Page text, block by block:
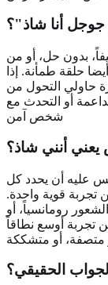
جوجل أنا شاذ"؟
بدون حل، أو من
حلقة طمأنة. إذا
حاولي التحول من
أو التحدث مع
شخص آمن
أنني شاذ؟
عليه أن يحدد كل
قوية واحدة.
رومانسياً، أو
تجربة أوسع نطاقاً
الحقيقي؟